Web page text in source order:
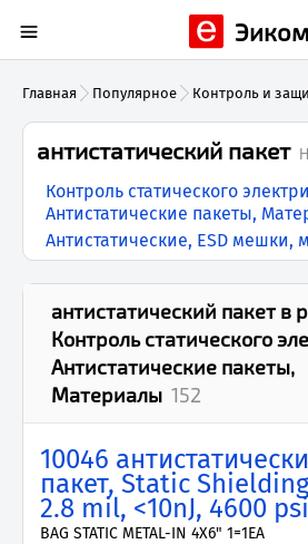
Эиком
Главная Популярное Контроль и
антистатический пакет
Контроль статического
Антистатические пакеты,
Антистатические, ESD мешки,
антистатический пакет в
Контроль статического
Антистатические пакеты,
Материалы 152
10046
пакет, Static
2.8 mil, <10nJ, 4600 psi
BAG STATIC METAL-IN 4X6" 1=1EA